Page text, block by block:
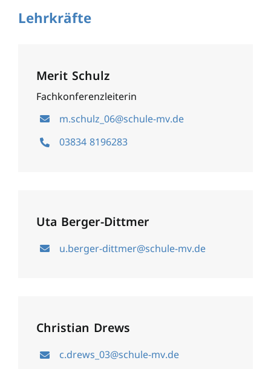
Lehrkräfte
Merit Schulz
Fachkonferenzleiterin
m.schulz_06@schule-mv.de
03834 8196283
Uta Berger-Dittmer
u.berger-dittmer@schule-mv.de
Christian Drews
c.drews_03@schule-mv.de